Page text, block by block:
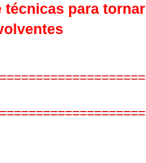
para